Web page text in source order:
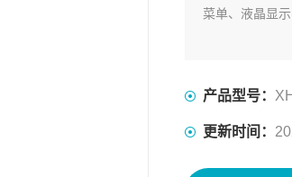
菜单、液晶显
产品型号：
更新时间：